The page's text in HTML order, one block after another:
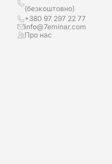
(безкоштовно)
+380 97 297 22 77
info@7eminar.com
Про нас